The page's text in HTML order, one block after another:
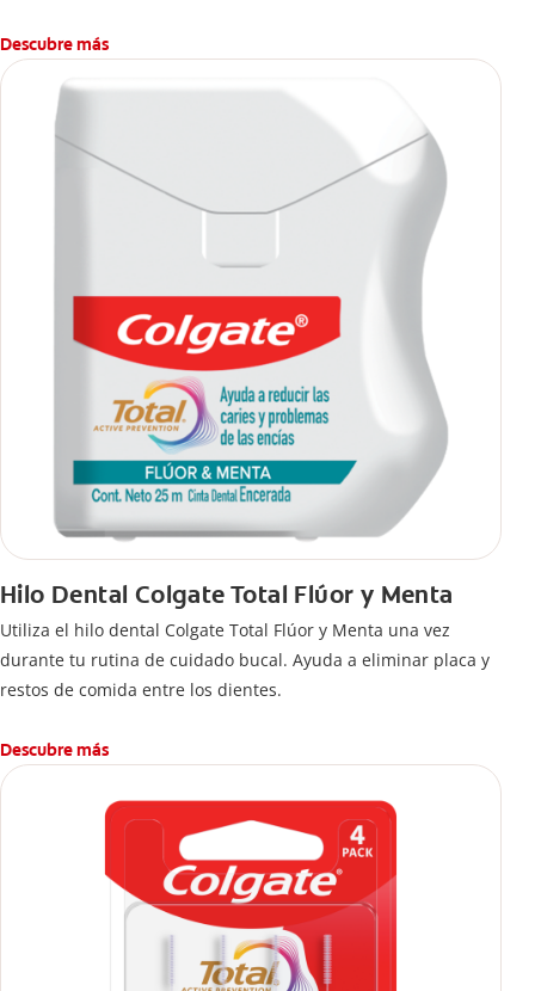
Descubre más
Hilo Dental Colgate Total Flúor y Menta
Utiliza el hilo dental Colgate Total Flúor y Menta una vez
durante tu rutina de cuidado bucal. Ayuda a eliminar placa y
restos de comida entre los dientes.
Descubre más